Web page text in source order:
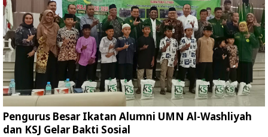
Pengurus Besar Ikatan Alumni UMN Al-Washliyah
dan KSJ Gelar Bakti Sosial